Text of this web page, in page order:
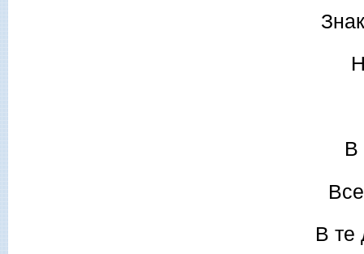
В
В те